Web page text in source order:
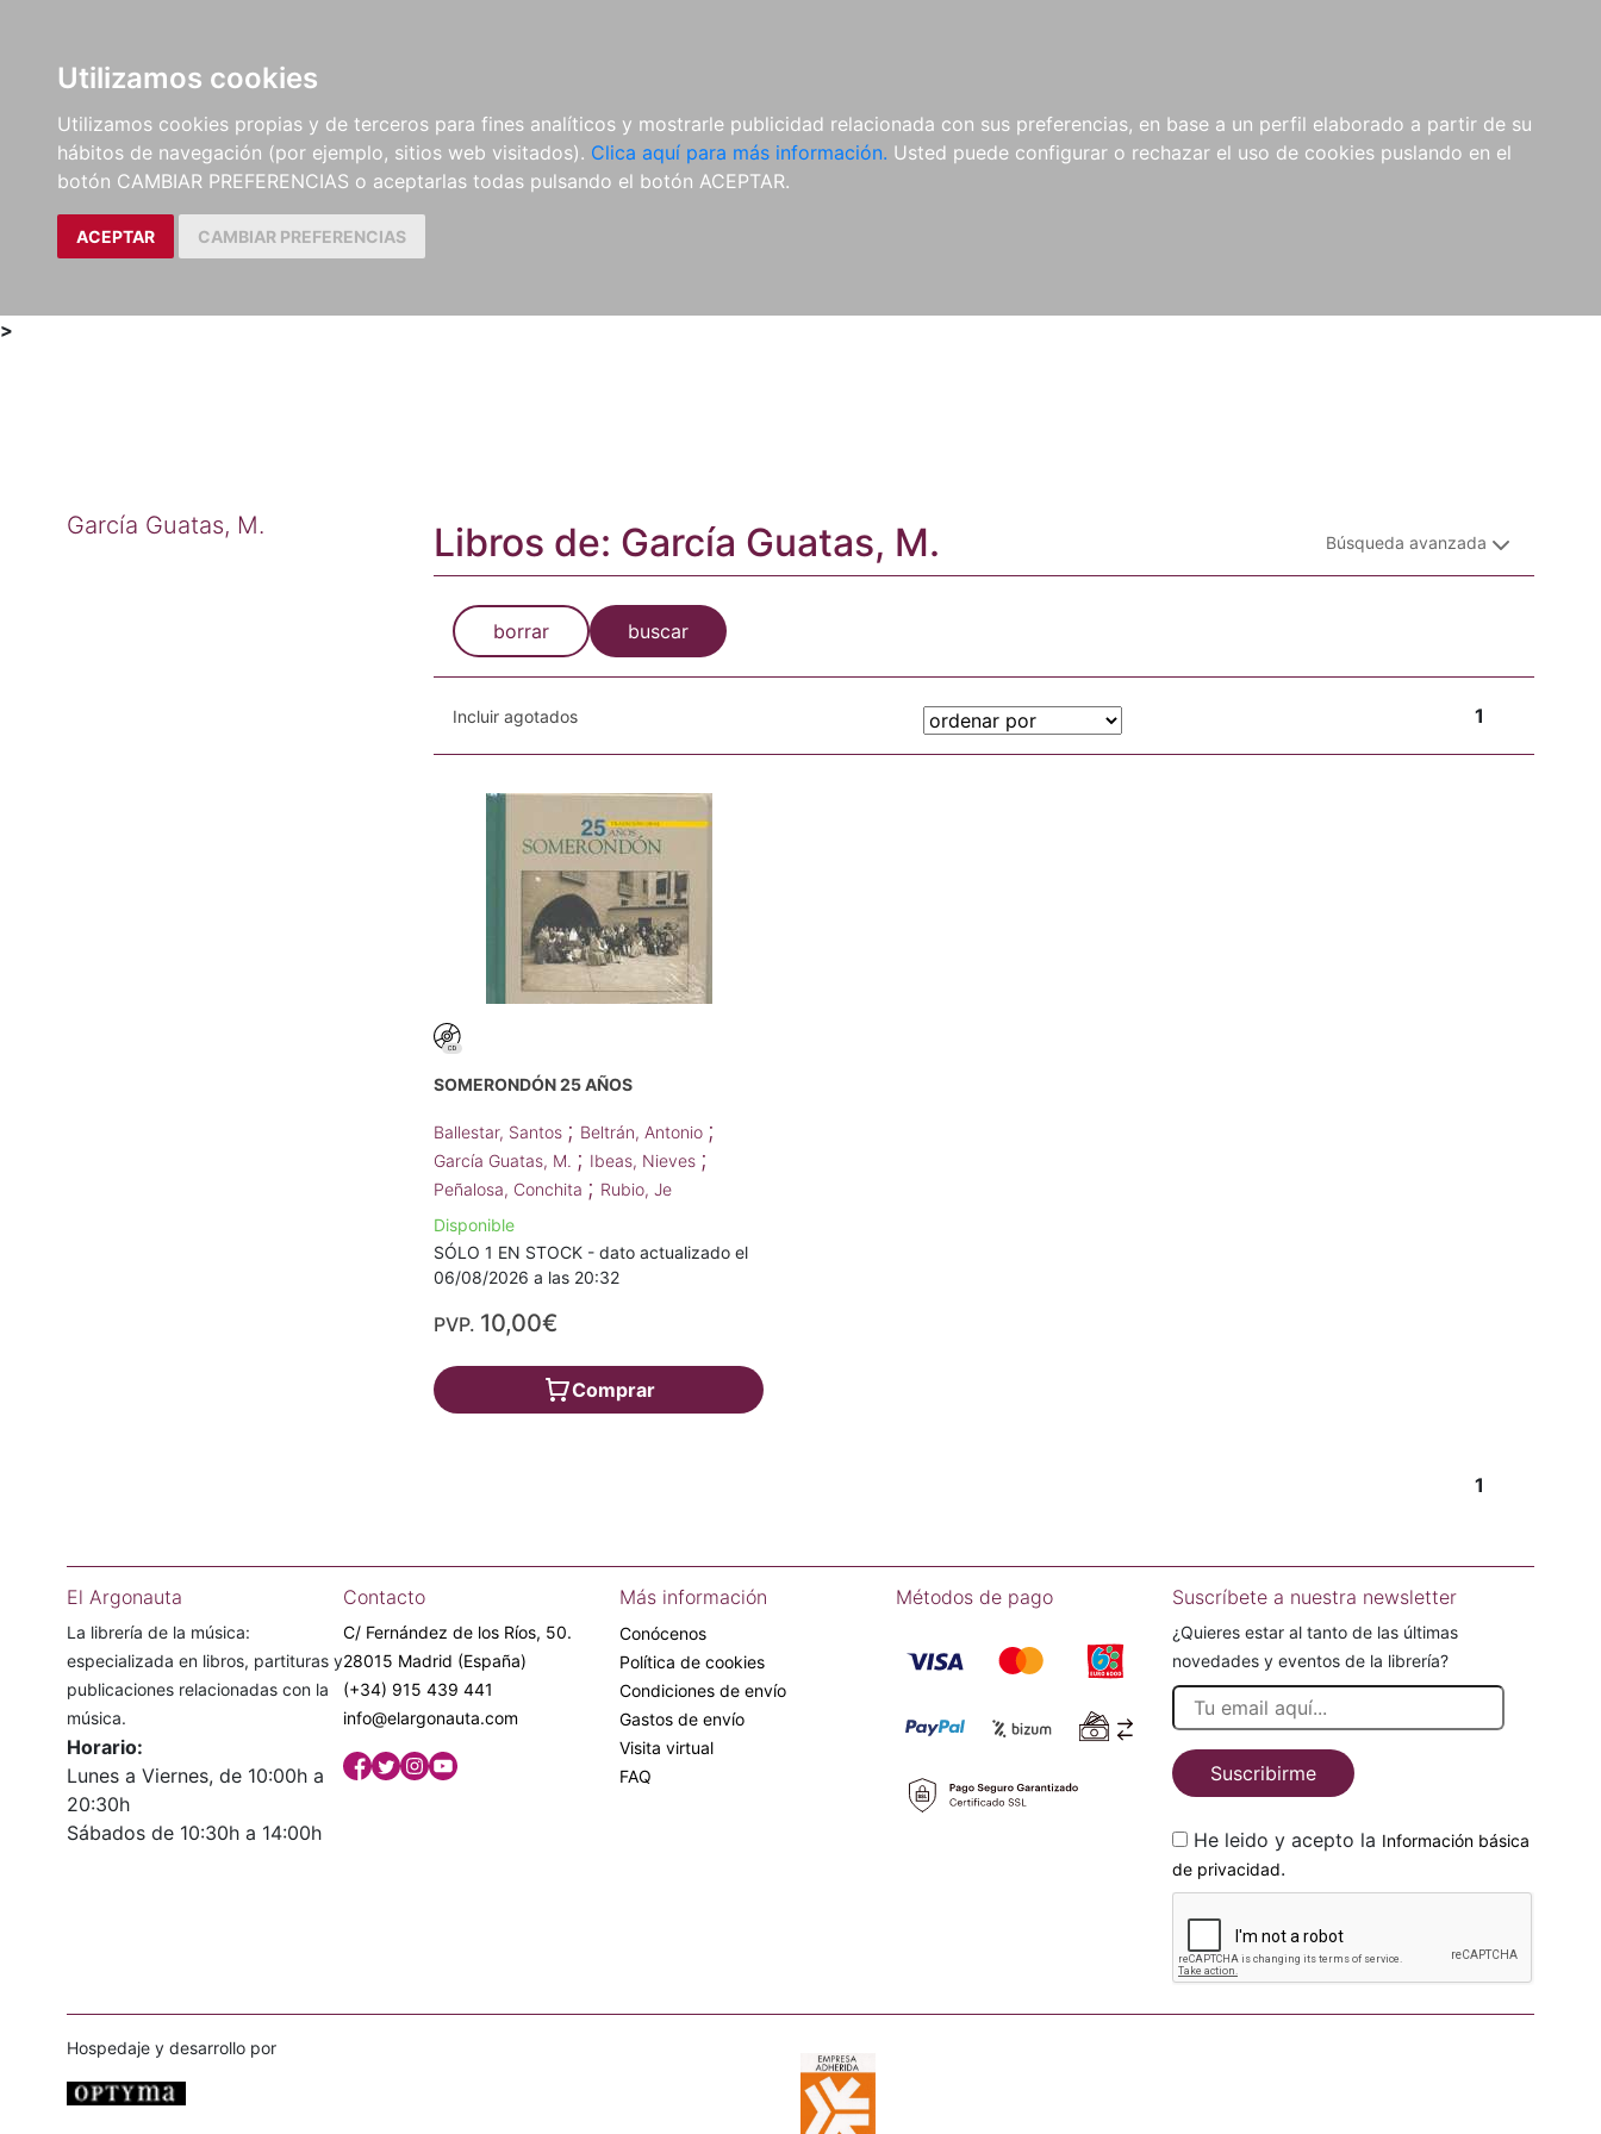
Utilizamos cookies
Utilizamos cookies propias y de terceros para fines analíticos y mostrarle publicidad relacionada con sus preferencias, en base a un perfil elaborado a partir de su
hábitos de navegación (por ejemplo, sitios web visitados). Clica aquí para más información. Usted puede configurar o rechazar el uso de cookies puslando en el
botón CAMBIAR PREFERENCIAS o aceptarlas todas pulsando el botón ACEPTAR.
ACEPTAR CAMBIAR PREFERENCIAS
LIBROS
MÉTODOS Y
EJERCICIOS
PARTITURAS Y EDICIONES
CRÍTICAS
REVISTAS
CDS Y
DVDS
MATERIAL
COMPLEMENTARIO
NOVEDADES NOTICIAS
COMPRAS
INSTITUCIONALES
>
García Guatas, M. Libros de: García Guatas, M. Búsqueda avanzada
borrar buscar
Incluir agotados 1
SOMERONDÓN 25 AÑOS
Ballestar, Santos ; Beltrán, Antonio ;
García Guatas, M. ; Ibeas, Nieves ;
Peñalosa, Conchita ; Rubio, Je
Disponible
SÓLO 1 EN STOCK - dato actualizado el
06/08/2026 a las 20:32
PVP. 10,00€
Comprar
1
El Argonauta
La librería de la música:
especializada en libros, partituras y
publicaciones relacionadas con la
música.
Horario:
Lunes a Viernes, de 10:00h a
20:30h
Sábados de 10:30h a 14:00h
Contacto
C/ Fernández de los Ríos, 50.
28015 Madrid (España)
(+34) 915 439 441
info@elargonauta.com
Más información
Conócenos
Política de cookies
Condiciones de envío
Gastos de envío
Visita virtual
FAQ
Métodos de pago Suscríbete a nuestra newsletter
¿Quieres estar al tanto de las últimas
novedades y eventos de la librería?
Suscribirme
He leido y acepto la Información básica
de privacidad.
Hospedaje y desarrollo por